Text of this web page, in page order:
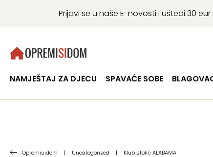
Prijavi se u naše E-novosti i uštedi 30
NAMJEŠTAJ ZA DJECU SPAVAĆE SOBE
Opremisidom | Uncategorized | Klub stolić ALABAMA